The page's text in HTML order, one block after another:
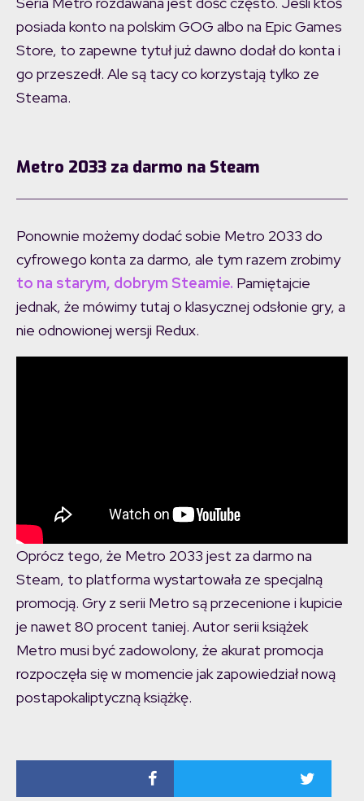
posiada konto na polskim GOG albo na Epic Games
Store, to zapewne tytuł już dawno dodał do konta i
go przeszedł. Ale są tacy co korzystają tylko ze
Steama.
Metro 2033 za darmo na Steam
Ponownie możemy dodać sobie Metro 2033 do
cyfrowego konta za darmo, ale tym razem zrobimy
to na starym, dobrym Steamie. Pamiętajcie
jednak, że mówimy tutaj o klasycznej odsłonie gry, a
nie odnowionej wersji Redux.
Oprócz tego, że Metro 2033 jest za darmo na
Steam, to platforma wystartowała ze specjalną
promocją. Gry z serii Metro są przecenione i kupicie
je nawet 80 procent taniej. Autor serii książek
Metro musi być zadowolony, że akurat promocja
rozpoczęła się w momencie jak zapowiedział nową
postapokaliptyczną książkę.